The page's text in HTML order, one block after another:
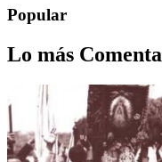
Popular
Lo más